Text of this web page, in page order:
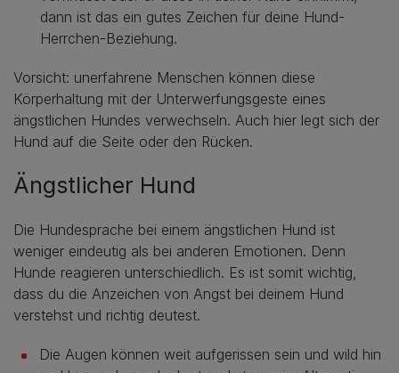
dann ist das ein gutes Zeichen für deine Hund-
Herrchen-Beziehung.
Vorsicht: unerfahrene Menschen können diese
Körperhaltung mit der Unterwerfungsgeste eines
ängstlichen Hundes verwechseln. Auch hier legt sich der
Hund auf die Seite oder den Rücken.
Ängstlicher Hund
Die Hundesprache bei einem ängstlichen Hund ist
weniger eindeutig als bei anderen Emotionen. Denn
Hunde reagieren unterschiedlich. Es ist somit wichtig,
dass du die Anzeichen von Angst bei deinem Hund
verstehst und richtig deutest.
Die Augen können weit aufgerissen sein und wild hin